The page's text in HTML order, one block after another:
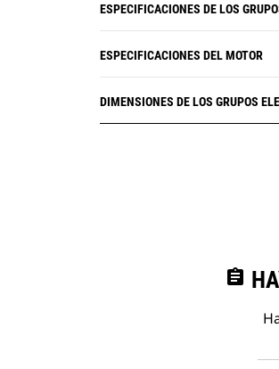
ESPECIFICACIONES DE LOS
ESPECIFICACIONES DEL MOTOR
DIMENSIONES DE LOS GRUPOS
assignment